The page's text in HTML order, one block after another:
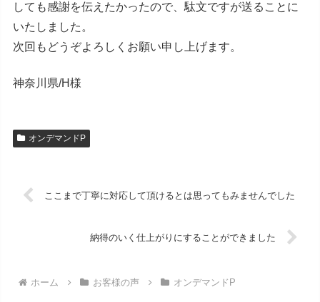
しても感謝を伝えたかったので、駄文ですが送ることに
いたしました。
次回もどうぞよろしくお願い申し上げます。
神奈川県/H様
オンデマンドP
ここまで丁寧に対応して頂けるとは思ってもみませんでした
納得のいく仕上がりにすることができました
ホーム お客様の声 オンデマンドP